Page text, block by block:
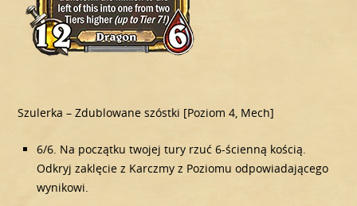
Szulerka – Zdublowane szóstki [Poziom 4, Mech]
6/6. Na początku twojej tury rzuć 6-ścienną kością.
Odkryj zaklęcie z Karczmy z Poziomu odpowiadającego
wynikowi.